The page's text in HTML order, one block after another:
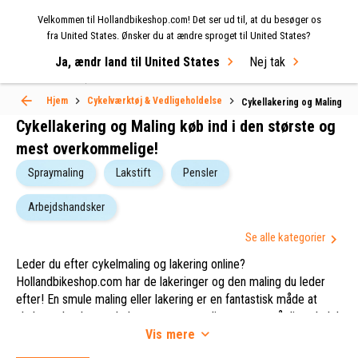
Velkommen til Hollandbikeshop.com! Det ser ud til, at du besøger os
fra United States. Ønsker du at ændre sproget til United States?
Ja, ændr land til United States Nej tak
Hjem Cykelværktøj & Vedligeholdelse Cykellakering og Maling
Cykellakering og Maling
FaSi (329)
Cortina (247)
Alpina Bikes (142)
Cykellakering og Maling køb ind i den største og
mest overkommelige!
Spraymaling Lakstift Pensler
Arbejdshandsker
Se alle kategorier
Leder du efter cykelmaling og lakering online?
Hollandbikeshop.com har de lakeringer og den maling du leder
efter! En smule maling eller lakering er en fantastisk måde at
skabe et beskyttende lag, og et personligt anstrøg på din cykel. I
vores omfattende og alsidige udvalg af cykelværktøj og
Vis mere